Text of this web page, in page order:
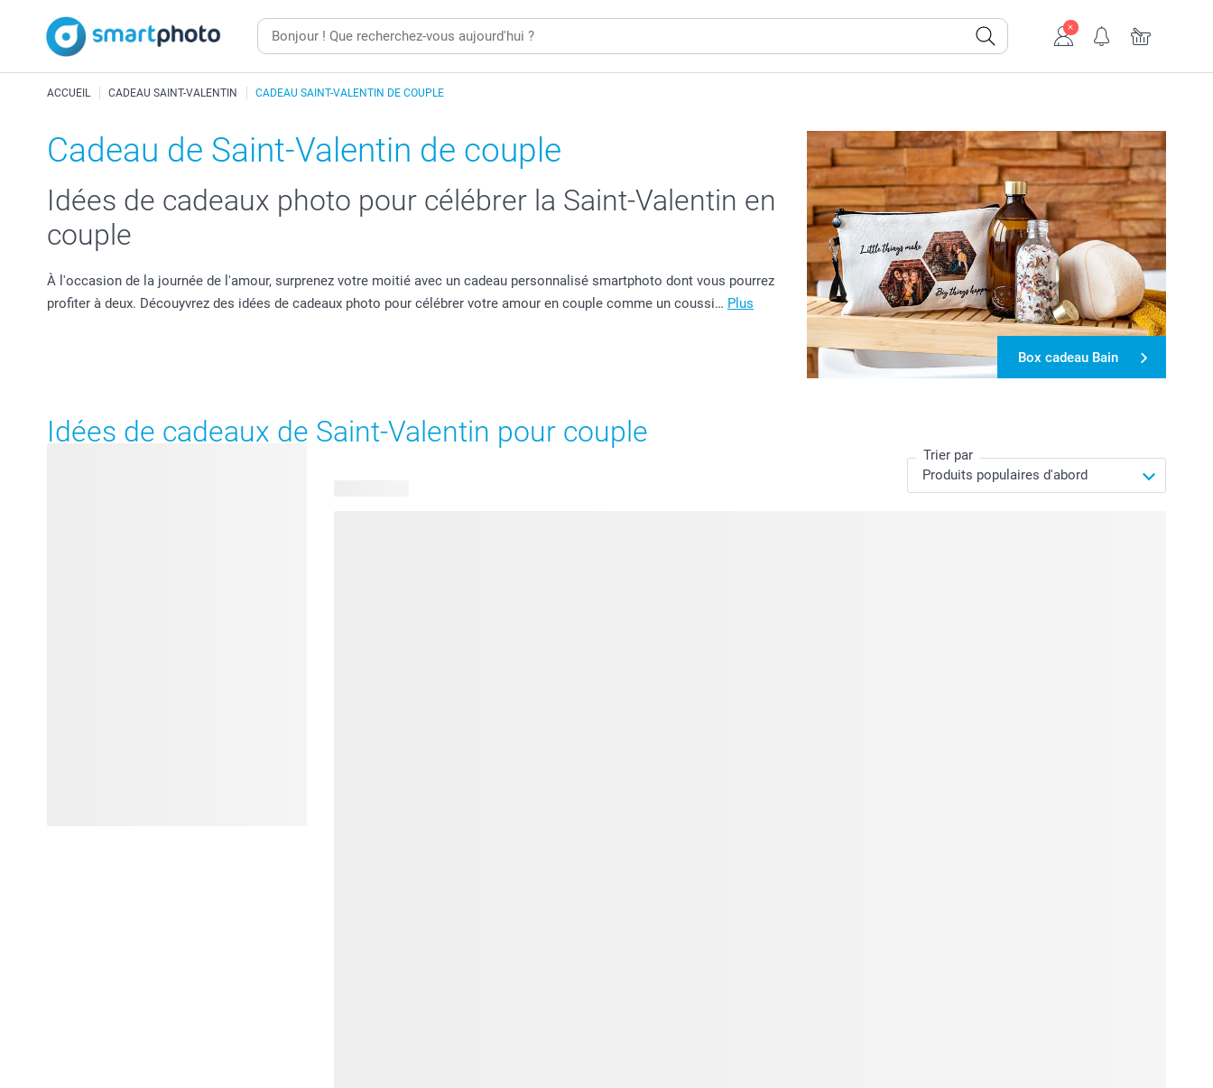
ACCUEIL CADEAU SAINT-VALENTIN CADEAU SAINT-VALENTIN DE COUPLE
Cadeau de Saint-Valentin de couple
Idées de cadeaux photo pour célébrer la Saint-Valentin en
couple
À l'occasion de la journée de l'amour, surprenez votre moitié avec un cadeau personnalisé smartphoto dont vous pourrez
profiter à deux. Découyvrez des idées de cadeaux photo pour célébrer votre amour en couple comme un coussi… Plus
Box cadeau Bain
Idées de cadeaux de Saint-Valentin pour couple
Trier par